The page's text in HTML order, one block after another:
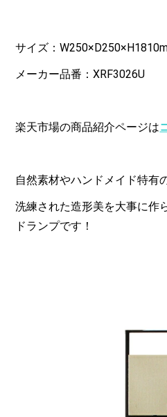
サイズ：
メーカー品番：XRF3026U
楽天市場の商品紹介ページは
自然素材やハンドメイド特有
洗練された造形美を大事に作
ドランプです！